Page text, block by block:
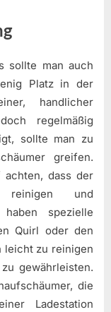
sollte man auch
Platz in der
handlicher
regelmäßig
sollte man zu
greifen.
achten, dass der
reinigen und
spezielle
Quirl oder den
leicht zu reinigen
gewährleisten.
die
Ladestation